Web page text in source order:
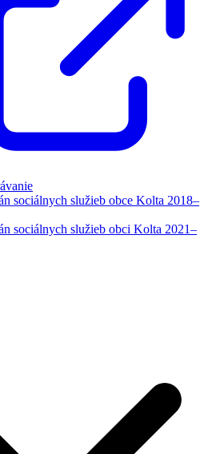
sociálnych služieb obce Kolta 2018–
sociálnych služieb obci Kolta 2021–